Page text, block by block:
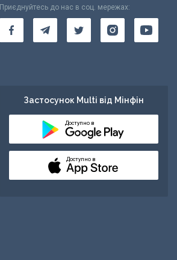
Приєднуйтесь до нас в соц. мережах:
Застосунок Multi від Мінфін
Доступно в
Доступно в